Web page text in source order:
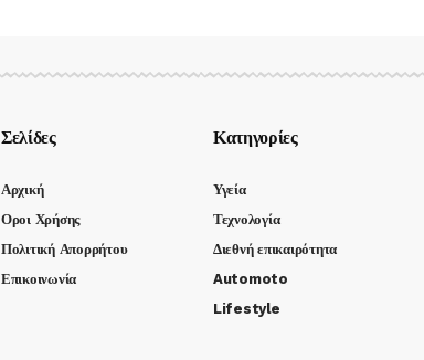
Σελίδες
Αρχική
Οροι Χρήσης
Πολιτική Απορρήτου
Επικοινωνία
Κατηγορίες
Υγεία
Τεχνολογία
Διεθνή επικαιρότητα
Automoto
Lifestyle